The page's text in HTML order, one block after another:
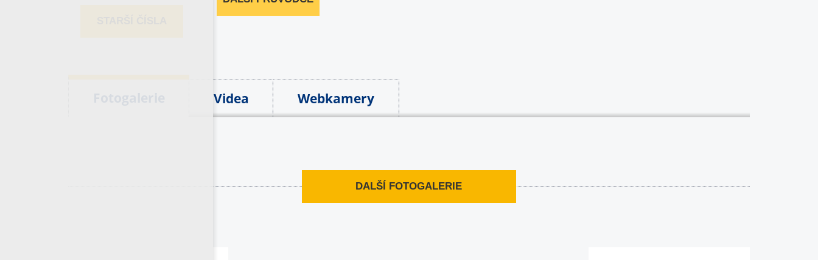
Videa Webkamery
DALŠÍ FOTOGALERIE